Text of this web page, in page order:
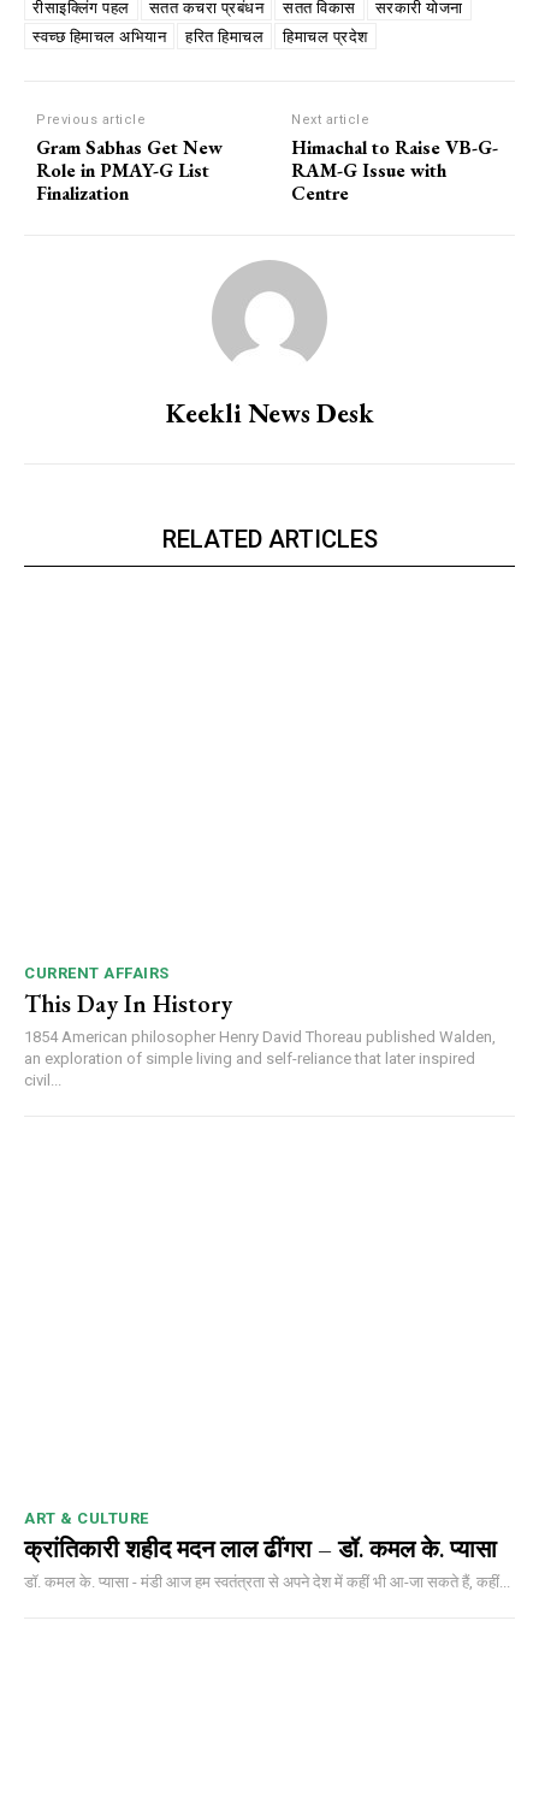
रीसाइक्लिंग पहल सतत कचरा प्रबंधन सतत विकास
सरकारी योजना
स्वच्छ हिमाचल अभियान
हरित हिमाचल हिमाचल प्रदेश
Previous article
Gram Sabhas Get New
Role in PMAY-G List
Finalization
Next article
Himachal to Raise VB-G-
RAM-G Issue with
Centre
Keekli News Desk
RELATED ARTICLES
CURRENT AFFAIRS
This Day In History
1854 American philosopher Henry David Thoreau published Walden,
an exploration of simple living and self-reliance that later inspired
civil...
ART & CULTURE
क्रांतिकारी शहीद मदन लाल ढींगरा – डॉ. कमल के. प्यासा
डॉ. कमल के. प्यासा - मंडी आज हम स्वतंत्रता से अपने देश में कहीं भी आ-जा सकते हैं, कहीं...